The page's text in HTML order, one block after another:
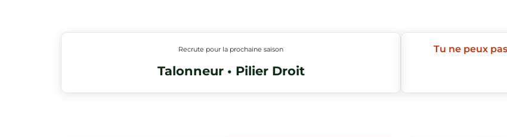
Recrute pour la prochaine saison
Talonneur • Pilier Droit
Tu ne peux